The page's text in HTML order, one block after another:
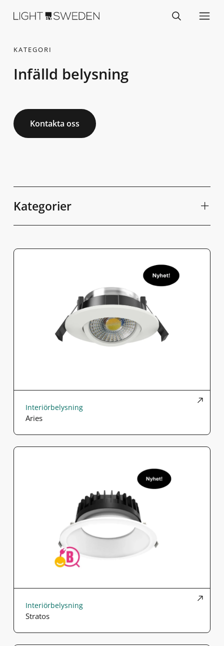
KATEGORI
Infälld belysning
Kontakta oss
Kategorier
Interiörbelysning
Aries
Interiörbelysning
Stratos